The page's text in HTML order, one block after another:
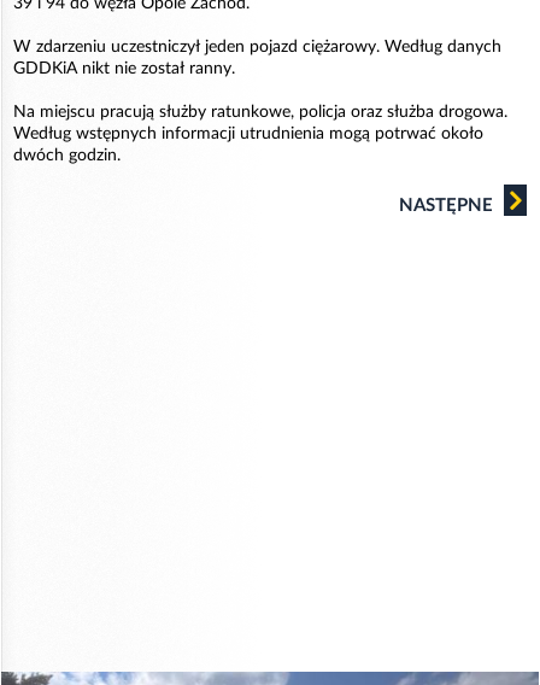
39 i 94 do węzła Opole Zachód.
W zdarzeniu uczestniczył jeden pojazd ciężarowy. Według danych
GDDKiA nikt nie został ranny.
Na miejscu pracują służby ratunkowe, policja oraz służba drogowa.
Według wstępnych informacji utrudnienia mogą potrwać około
dwóch godzin.
NASTĘPNE